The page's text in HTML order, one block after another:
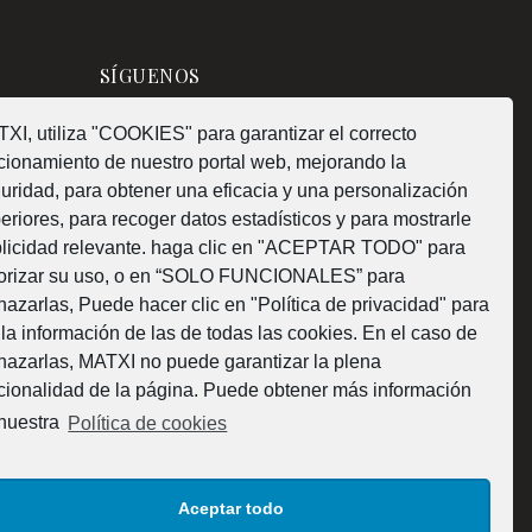
utiliza "COOKIES" para garantizar el correcto
de nuestro portal web, mejorando la
para obtener una eficacia y una personalización
para recoger datos estadísticos y para mostrarle
relevante. haga clic en "ACEPTAR TODO" para
su uso, o en “SOLO FUNCIONALES” para
Puede hacer clic en "Política de privacidad" para
información de las de todas las cookies. En el caso de
MATXI no puede garantizar la plena
de la página. Puede obtener más información
Política de cookies
Aceptar todo
SÍGUENOS
¿Como fabricamos?
Web subvencionada por la Diputación Foral de
Bizkaia